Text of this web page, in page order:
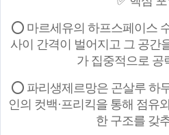
⭕ 마르세유의 하프스페이스
사이 간격이 벌어지고 그 공간
가 집중적으로 공
⭕ 파리생제르망은 곤살루 하
인의 컷백·프리킥을 통해 점유
한 구조를 갖